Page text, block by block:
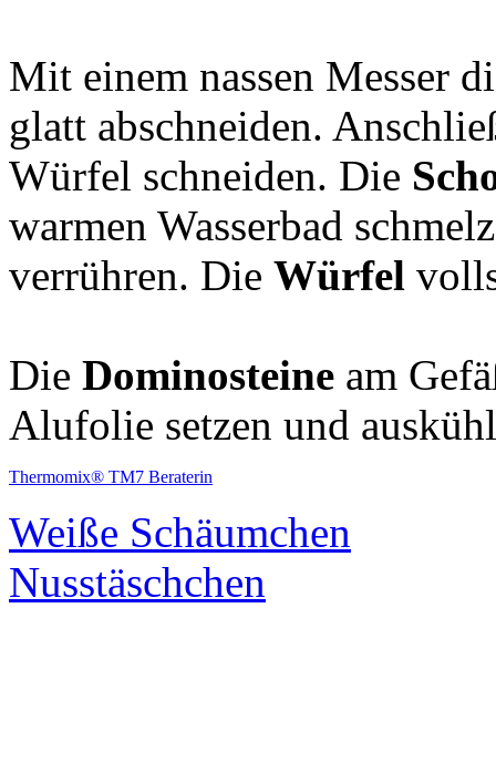
Mit einem nassen Messer
glatt abschneiden.
Würfel schneiden. Die
warmen Wasserbad
verrühren. Die Würfel
Die Dominosteine am
Alufolie setzen und
Thermomix® TM7 Beraterin
Weiße Schäumchen
Nusstäschchen